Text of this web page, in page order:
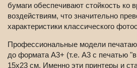
бумаги обеспечивают стойкость ко
воздействиям, что значительно
характеристики классического
Профессиональные модели
до формата А3+ (т.е. А3 с печатью
15х23 см. Именно эти принтеры и